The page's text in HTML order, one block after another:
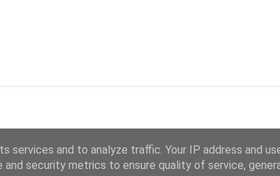
services and to analyze traffic. Your IP address and
security metrics to ensure quality of service,